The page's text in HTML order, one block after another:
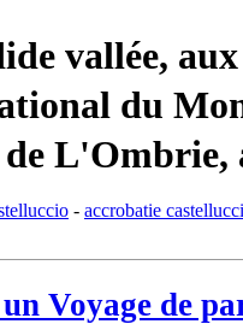
vallée,
du
L'Ombrie,
- accrobatie
Voyage de